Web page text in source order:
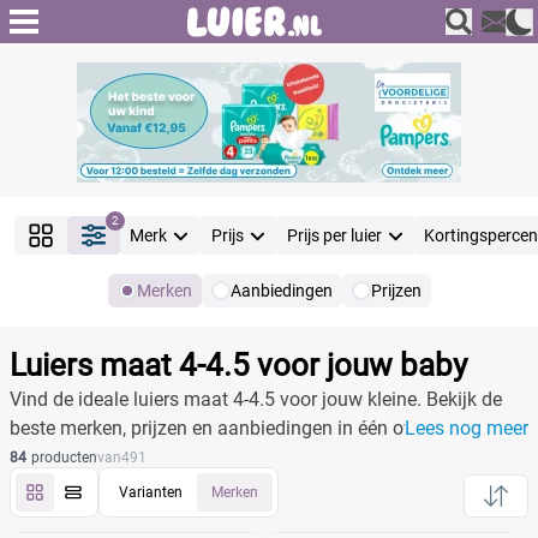
2
Merk Prijs Prijs per luier
Merken Aanbiedingen Prijzen
Filter Reset alle filters
Luiers maat 4-4.5 voor jouw baby
Vind de ideale luiers maat 4-4.5 voor jouw kleine. Bekijk de
beste merken, prijzen en aanbiedingen in één overzicht.
Lees nog meer
84 productenvan491
Varianten Merken